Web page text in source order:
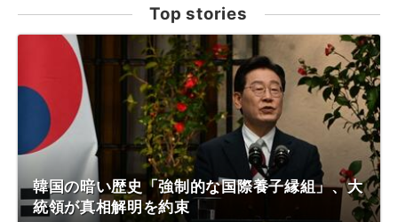
Top stories
韓国の暗い歴史「強制的な国際養子縁組」、大
統領が真相解明を約束